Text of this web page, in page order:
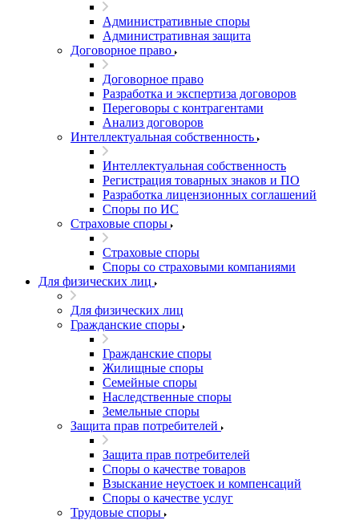
Административные споры
Административная защита
Договорное право
Договорное право
Разработка и экспертиза договоров
Переговоры с контрагентами
Анализ договоров
Интеллектуальная собственность
Интеллектуальная собственность
Регистрация товарных знаков и ПО
Разработка лицензионных соглашений
Споры по ИС
Страховые споры
Страховые споры
Споры со страховыми компаниями
Для физических лиц
Для физических лиц
Гражданские споры
Гражданские споры
Жилищные споры
Семейные споры
Наследственные споры
Земельные споры
Защита прав потребителей
Защита прав потребителей
Споры о качестве товаров
Взыскание неустоек и компенсаций
Споры о качестве услуг
Трудовые споры